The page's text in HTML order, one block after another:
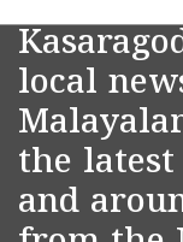
local
the
and